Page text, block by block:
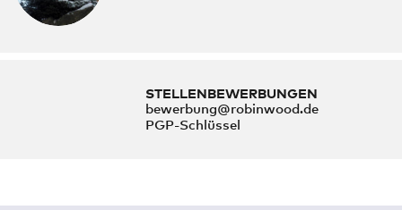
STELLENBEWERBUNGEN
bewerbung@robinwood.de
PGP-Schlüssel